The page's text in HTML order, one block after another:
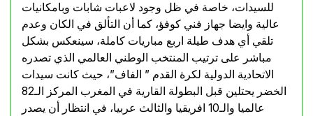
للسيدات، خاصة في ظل وجود لاعبات شابات وبامكانيات
عالية وايضا جهاز فني كوفؤ، كما أن التألق في الكان وعدم
تلقي أي هدف طيلة اربع مباريات كاملة، سينعكس بشكل
مباشر على ترتيب المنتخب الوطني العالمي الذي تصدره
الاتحادية الدولية لكرة القدم ” الفاف”، حيث كانت سيدات
الخضر يحتلين قبل البطولة القارية في المغرب المركز الـ82
عالميا والـ10 افريقيا والثالث عربيا، في انتظار أن يصدر